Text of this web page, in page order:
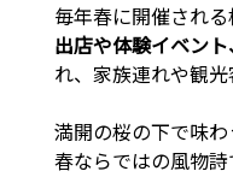
毎年春に開催される
出店や体験イベン
れ、家族連れや観光
満開の桜の下で味
春ならではの風物詩